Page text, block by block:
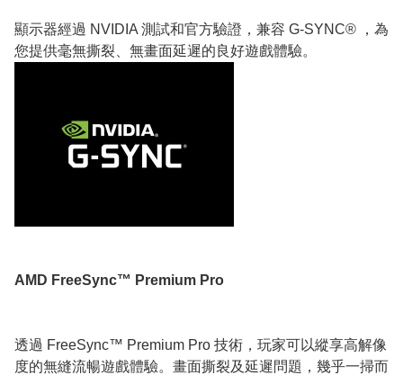
顯示器經過 NVIDIA 測試和官方驗證，兼容 G-SYNC® ，為
您提供毫無撕裂、無畫面延遲的良好遊戲體驗。
AMD FreeSync™ Premium Pro
透過 FreeSync™ Premium Pro 技術，玩家可以縱享高解像
度的無縫流暢遊戲體驗。畫面撕裂及延遲問題，幾乎一掃而